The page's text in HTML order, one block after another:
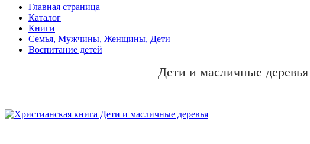
Главная страница
Каталог
Книги
Семья, Мужчины, Женщины, Дети
Воспитание детей
Дети и масличные деревья